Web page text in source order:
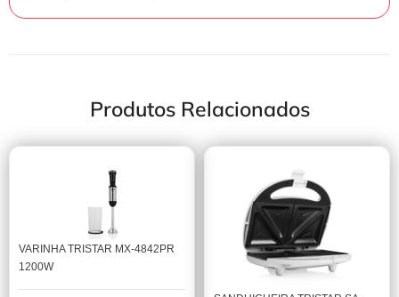
Produtos Relacionados
VARINHA TRISTAR MX-4842PR
1200W